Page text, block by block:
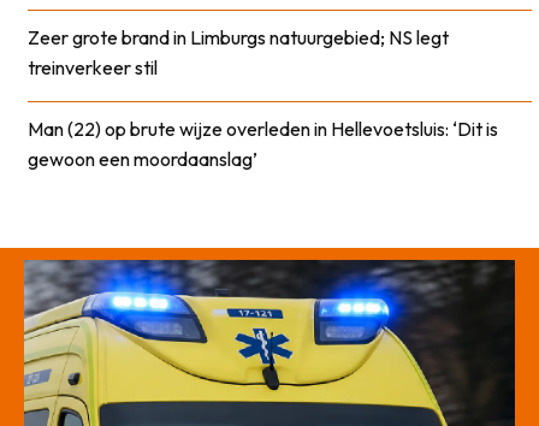
Zeer grote brand in Limburgs natuurgebied; NS legt
treinverkeer stil
Man (22) op brute wijze overleden in Hellevoetsluis: ‘Dit is
gewoon een moordaanslag’